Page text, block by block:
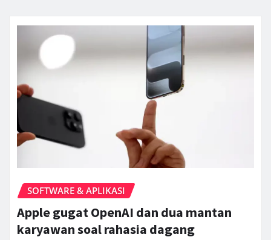
SOFTWARE & APLIKASI
Apple gugat OpenAI dan dua mantan
karyawan soal rahasia dagang